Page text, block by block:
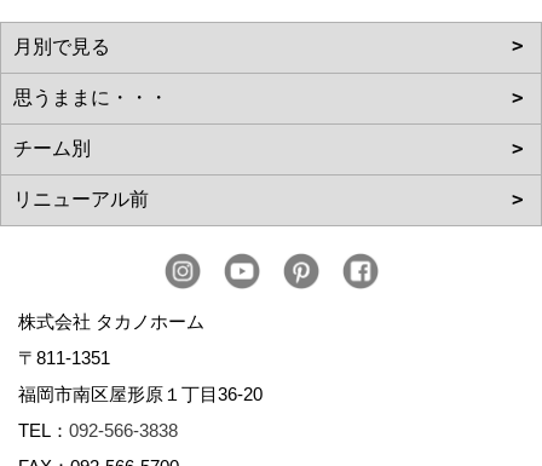
株式会社 タカノホーム
〒811-1351
福岡市南区屋形原１丁目36-20
TEL： 092-566-3838